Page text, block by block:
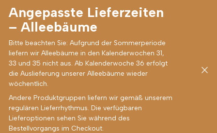
Angepasste Lieferzeiten
– Alleebäume
Bitte beachten Sie: Aufgrund der Sommerperiode
liefern wir Alleebäume in den Kalenderwochen 31,
33 und 35 nicht aus. Ab Kalenderwoche 36 erfolgt
die Auslieferung unserer Alleebäume wieder
wöchentlich.
Andere Produktgruppen liefern wir gemäß unserem
regulären Lieferrhythmus. Die verfügbaren
Lieferoptionen sehen Sie während des
Bestellvorgangs im Checkout.